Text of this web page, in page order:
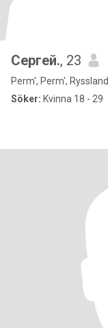
Сергей., 23
Perm', Perm', Ryssland
Söker: Kvinna 18 - 29